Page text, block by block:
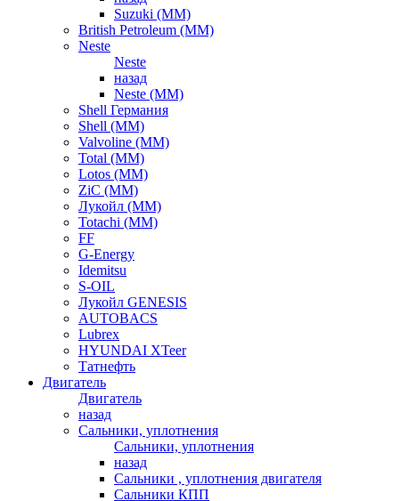
Suzuki (ММ)
British Petroleum (ММ)
Neste
Neste
назад
Neste (ММ)
Shell Германия
Shell (ММ)
Valvoline (ММ)
Total (ММ)
Lotos (ММ)
ZiC (ММ)
Лукойл (ММ)
Totachi (MM)
FF
G-Energy
Idemitsu
S-OIL
Лукойл GENESIS
AUTOBACS
Lubrex
HYUNDAI XTeer
Татнефть
Двигатель
Двигатель
назад
Сальники, уплотнения
Сальники, уплотнения
назад
Сальники , уплотнения двигателя
Сальники КПП